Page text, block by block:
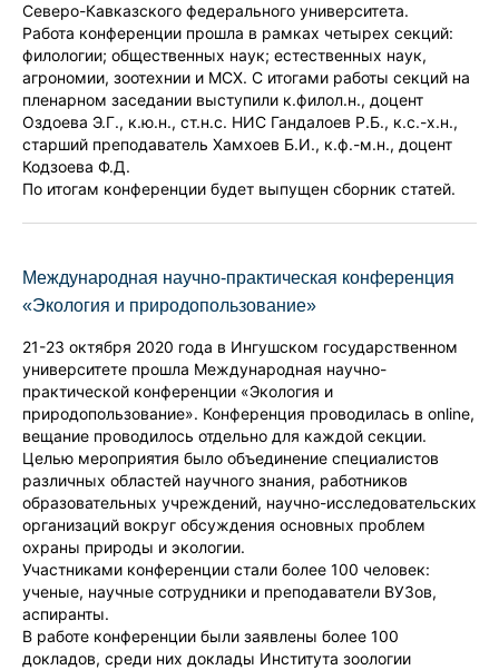
Северо-Кавказского федерального университета.
Работа конференции прошла в рамках четырех секций:
филологии; общественных наук; естественных наук,
агрономии, зоотехнии и МСХ. С итогами работы секций на
пленарном заседании выступили к.филол.н., доцент
Оздоева Э.Г., к.ю.н., ст.н.с. НИС Гандалоев Р.Б., к.с.-х.н.,
старший преподаватель Хамхоев Б.И., к.ф.-м.н., доцент
Кодзоева Ф.Д.
По итогам конференции будет выпущен сборник статей.
Международная научно-практическая конференция
«Экология и природопользование»
21-23 октября 2020 года в Ингушском государственном
университете прошла Международная научно-
практической конференции «Экология и
природопользование». Конференция проводилась в online,
вещание проводилось отдельно для каждой секции.
Целью мероприятия было объединение специалистов
различных областей научного знания, работников
образовательных учреждений, научно-исследовательских
организаций вокруг обсуждения основных проблем
охраны природы и экологии.
Участниками конференции стали более 100 человек:
ученые, научные сотрудники и преподаватели ВУЗов,
аспиранты.
В работе конференции были заявлены более 100
докладов, среди них доклады Института зоологии